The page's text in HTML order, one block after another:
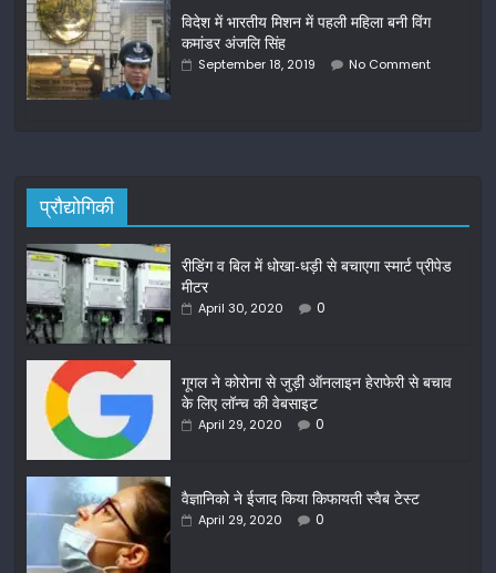
विदेश में भारतीय मिशन में पहली महिला बनी विंग
कमांडर अंजलि सिंह
September 18, 2019 No Comment
प्रौद्योगिकी
रीडिंग व बिल में धोखा-धड़ी से बचाएगा स्मार्ट प्रीपेड
मीटर
April 30, 2020 0
गूगल ने कोरोना से जुड़ी ऑनलाइन हेराफेरी से बचाव
के लिए लॉन्च की वेबसाइट
April 29, 2020 0
वैज्ञानिको ने ईजाद किया किफायती स्वैब टेस्ट
April 29, 2020 0